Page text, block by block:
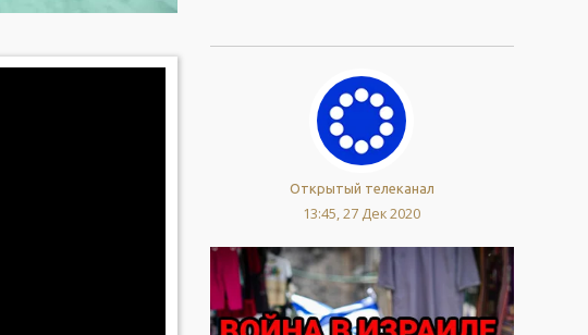
Открытый телеканал
13:45, 27 Дек 2020